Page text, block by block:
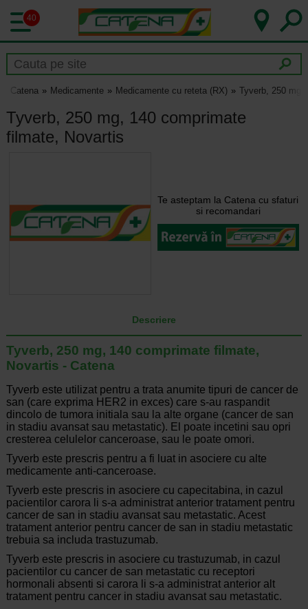
40
Catena Medicamente Medicamente cu reteta (RX) Tyverb, 250 mg,
Tyverb, 250 mg, 140 comprimate
filmate, Novartis
Te asteptam la Catena cu sfaturi
si recomandari
Descriere
Tyverb, 250 mg, 140 comprimate filmate,
Novartis - Catena
Tyverb este utilizat pentru a trata anumite tipuri de cancer de
san (care exprima HER2 in exces) care s-au raspandit
dincolo de tumora initiala sau la alte organe (cancer de san
in stadiu avansat sau metastatic). El poate incetini sau opri
cresterea celulelor canceroase, sau le poate omori.
Tyverb este prescris pentru a fi luat in asociere cu alte
medicamente anti-canceroase.
Tyverb este prescris in asociere cu capecitabina, in cazul
pacientilor carora li s-a administrat anterior tratament pentru
cancer de san in stadiu avansat sau metastatic. Acest
tratament anterior pentru cancer de san in stadiu metastatic
trebuia sa includa trastuzumab.
Tyverb este prescris in asociere cu trastuzumab, in cazul
pacientilor cu cancer de san metastatic cu receptori
hormonali absenti si carora li s-a administrat anterior alt
tratament pentru cancer in stadiu avansat sau metastatic.